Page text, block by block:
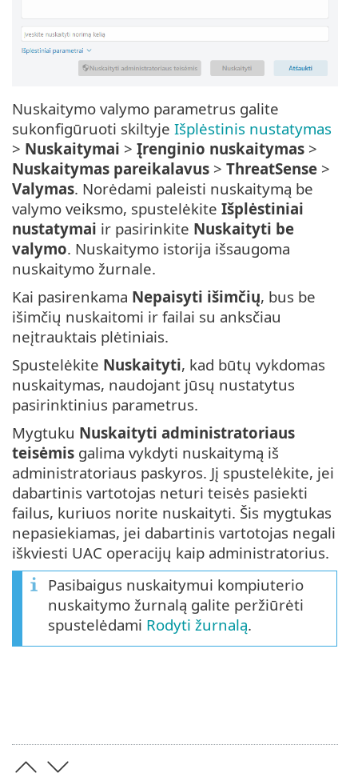
Nuskaitymo valymo parametrus galite
sukonfigūruoti skiltyje Išplėstinis nustatymas
> Nuskaitymai > Įrenginio nuskaitymas >
Nuskaitymas pareikalavus > ThreatSense >
Valymas. Norėdami paleisti nuskaitymą be
valymo veiksmo, spustelėkite Išplėstiniai
nustatymai ir pasirinkite Nuskaityti be
valymo. Nuskaitymo istorija išsaugoma
nuskaitymo žurnale.
Kai pasirenkama Nepaisyti išimčių, bus be
išimčių nuskaitomi ir failai su anksčiau
neįtrauktais plėtiniais.
Spustelėkite Nuskaityti, kad būtų vykdomas
nuskaitymas, naudojant jūsų nustatytus
pasirinktinius parametrus.
Mygtuku Nuskaityti administratoriaus
teisėmis galima vykdyti nuskaitymą iš
administratoriaus paskyros. Jį spustelėkite, jei
dabartinis vartotojas neturi teisės pasiekti
failus, kuriuos norite nuskaityti. Šis mygtukas
nepasiekiamas, jei dabartinis vartotojas negali
iškviesti UAC operacijų kaip administratorius.
Pasibaigus nuskaitymui kompiuterio
nuskaitymo žurnalą galite peržiūrėti
spustelėdami Rodyti žurnalą.